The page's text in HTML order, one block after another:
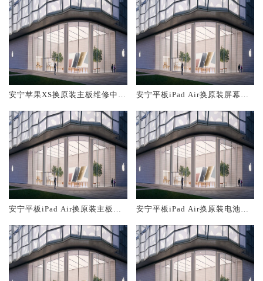
安宁苹果XS换原装主板维修中心
安宁平板iPad Air换原装屏幕服
安宁平板iPad Air换原装主板维
安宁平板iPad Air换原装电池维